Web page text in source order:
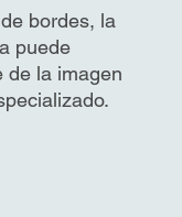
bordes, la
puede
de la imagen